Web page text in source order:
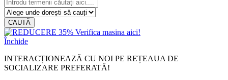
CAUTĂ
Închide
INTERACȚIONEAZĂ CU NOI PE REȚEAUA DE
SOCIALIZARE PREFERATĂ!